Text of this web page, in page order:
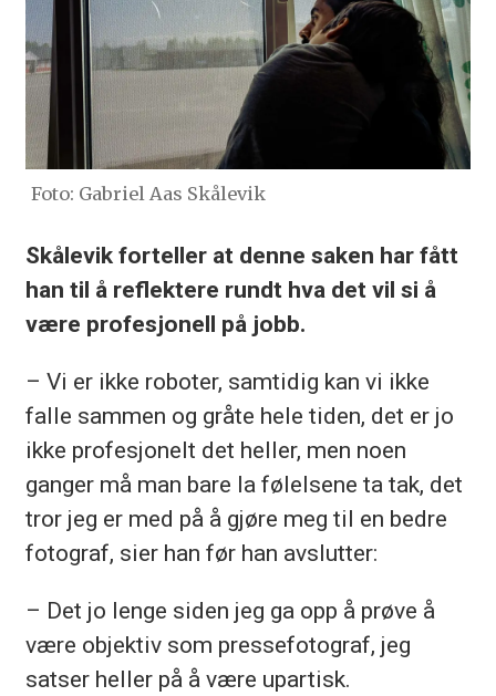
Foto: Gabriel Aas Skålevik
Skålevik forteller at denne saken har fått
han til å reflektere rundt hva det vil si å
være profesjonell på jobb.
– Vi er ikke roboter, samtidig kan vi ikke
falle sammen og gråte hele tiden, det er jo
ikke profesjonelt det heller, men noen
ganger må man bare la følelsene ta tak, det
tror jeg er med på å gjøre meg til en bedre
fotograf, sier han før han avslutter:
– Det jo lenge siden jeg ga opp å prøve å
være objektiv som pressefotograf, jeg
satser heller på å være upartisk.